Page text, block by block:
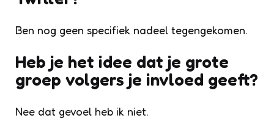
Ben nog geen specifiek nadeel tegengekomen.
Heb je het idee dat je grote
groep volgers je invloed geeft?
Nee dat gevoel heb ik niet.